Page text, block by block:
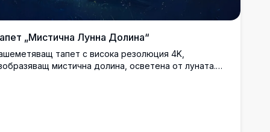
„Мистична Лунна Долина“
тапет с висока резолюция 4K,
мистична долина, осветена от луната.